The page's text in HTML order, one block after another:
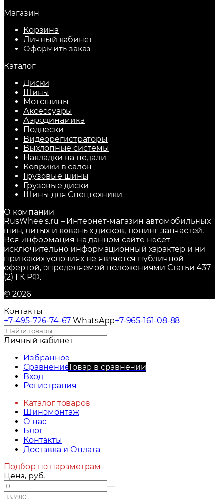
Магазин
Корзина
Личный кабинет
Оформить заказ
Каталог
Диски
Шины
Мотошины
Аксессуары
Аэродинамика
Подвески
Видеорегистраторы
Выхлопные системы
Накладки на педали
Коврики в салон
Грузовые шины
Грузовые диски
Шины для Спецтехники
О компании
RusWheels.ru – Интернет-магазин автомобильных
шин, литых и кованых дисков, тюнинг запчастей.
Вся информация на данном сайте несёт
исключительно информационный характер и ни
при каких условиях не является публичной
офертой, определяемой положениями Статьи 437
(2) ГК РФ.
© 2026
Контакты
+7-495-726-74-67 WhatsApp+7-965-161-08-88
Личный кабинет
Избранное
СравнениеТовар в сравнении
Вход
Регистрация
Каталог товаров
Шиномонтаж
О нас
Блог
Контакты
Доставка и Оплата
Подбор по параметрам
Цена, руб.
—